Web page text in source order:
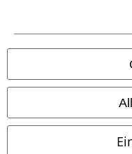
© 1986-2026 E.M.P.